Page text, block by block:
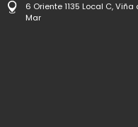
6 Oriente 1135 Local C, Viña
Mar